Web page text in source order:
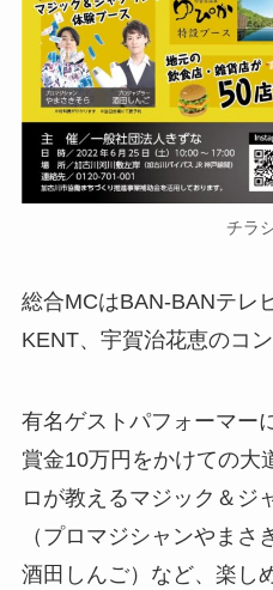
チラ
総合MCはBAN-BANテレ
KENT、宇賀治花恵のコン
有名ゲストパフォーマー
賞金10万円をかけての大
ロが教えるマジック＆ジ
（プロマジシャンやま
酒田しんご）など、楽し